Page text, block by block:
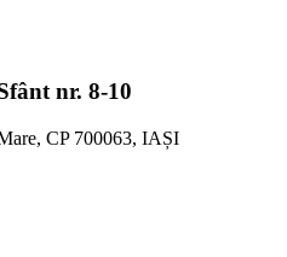
nr. 8-10
CP 700063, IAȘI